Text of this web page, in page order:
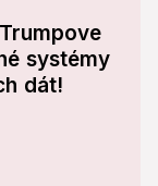
systémy
dát!